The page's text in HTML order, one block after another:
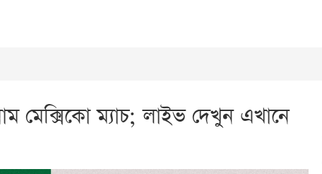
মেক্সিকো ম্যাচ; লাইভ দেখুন এখানে